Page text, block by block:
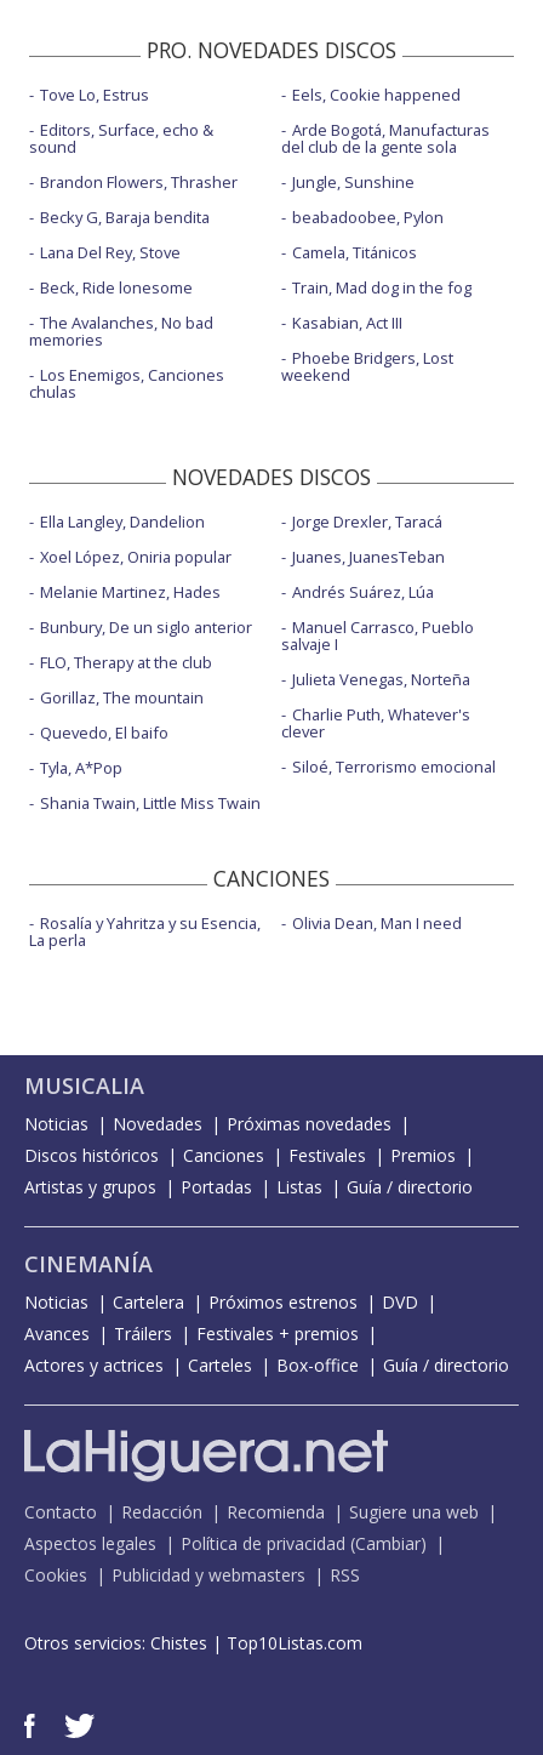
PRO. NOVEDADES DISCOS
Tove Lo, Estrus
Editors, Surface, echo &
sound
Brandon Flowers, Thrasher
Becky G, Baraja bendita
Lana Del Rey, Stove
Beck, Ride lonesome
The Avalanches, No bad
memories
Los Enemigos, Canciones
chulas
Eels, Cookie happened
Arde Bogotá, Manufacturas
del club de la gente sola
Jungle, Sunshine
beabadoobee, Pylon
Camela, Titánicos
Train, Mad dog in the fog
Kasabian, Act III
Phoebe Bridgers, Lost
weekend
NOVEDADES DISCOS
Ella Langley, Dandelion
Xoel López, Oniria popular
Melanie Martinez, Hades
Bunbury, De un siglo anterior
FLO, Therapy at the club
Gorillaz, The mountain
Quevedo, El baifo
Tyla, A*Pop
Shania Twain, Little Miss Twain
Jorge Drexler, Taracá
Juanes, JuanesTeban
Andrés Suárez, Lúa
Manuel Carrasco, Pueblo
salvaje I
Julieta Venegas, Norteña
Charlie Puth, Whatever's
clever
Siloé, Terrorismo emocional
CANCIONES
Rosalía y Yahritza y su Esencia,
La perla
Olivia Dean, Man I need
MUSICALIA
Noticias Novedades
Próximas novedades
Discos históricos
Canciones Festivales
Premios
Artistas y grupos
Portadas Listas Guía / directorio
CINEMANÍA
Noticias Cartelera Próximos estrenos
DVD
Avances
Tráilers
Festivales + premios
Actores y actrices
Carteles Box-office Guía / directorio
Contacto Redacción Recomienda
Sugiere una web
Aspectos legales
Política de privacidad (Cambiar)
Cookies
Publicidad y webmasters RSS
Otros servicios: Chistes | Top10Listas.com